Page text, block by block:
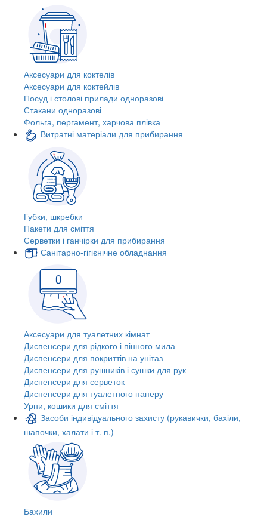
Аксесуари для коктелів
Аксесуари для коктейлів
Посуд і столові прилади одноразові
Стакани одноразові
Фольга, пергамент, харчова плівка
Витратні матеріали для прибирання
Губки, шкребки
Пакети для сміття
Серветки і ганчірки для прибирання
Санітарно-гігієнічне обладнання
Аксесуари для туалетних кімнат
Диспенсери для рідкого і пінного мила
Диспенсери для покриттів на унітаз
Диспенсери для рушників і сушки для рук
Диспенсери для серветок
Диспенсери для туалетного паперу
Урни, кошики для сміття
Засоби індивідуального захисту (рукавички, бахіли,
шапочки, халати і т. п.)
Бахили